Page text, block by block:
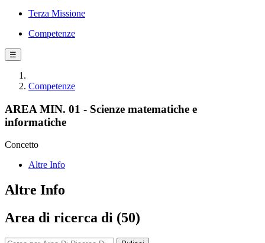
Terza Missione
Competenze
☰
Competenze
AREA MIN. 01 - Scienze matematiche e
informatiche
Concetto
Altre Info
Altre Info
Area di ricerca di (50)